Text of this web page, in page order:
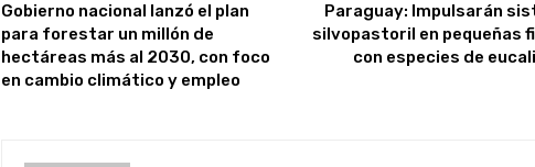
Gobierno nacional lanzó el plan
para forestar un millón de
hectáreas más al 2030, con foco
en cambio climático y empleo
Paraguay: Impulsarán
silvopastoril en pequeñas
con especies de